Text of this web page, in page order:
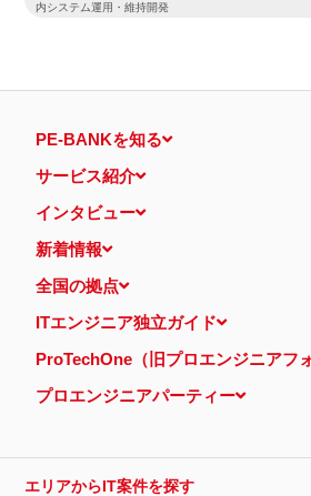
内システム運用・維持開発
PE-BANKを知る
サービス紹介
インタビュー
新着情報
全国の拠点
ITエンジニア独立ガイド
ProTechOne（旧プロエンジニアフ
プロエンジニアパーティー
エリアからIT案件を探す